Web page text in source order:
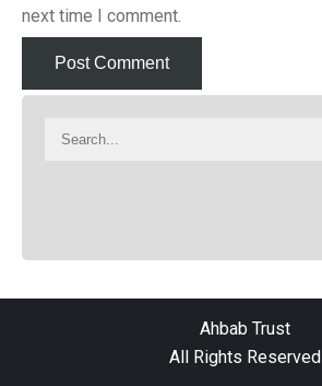
next time I comment.
Ahbab Trust
All Rights Reserved